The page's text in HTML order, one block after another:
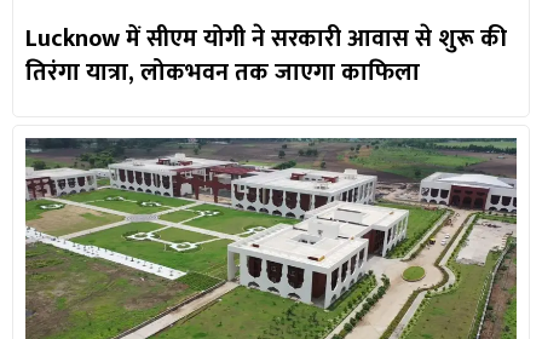
Lucknow में सीएम योगी ने सरकारी आवास से शुरू की
तिरंगा यात्रा, लोकभवन तक जाएगा काफिला